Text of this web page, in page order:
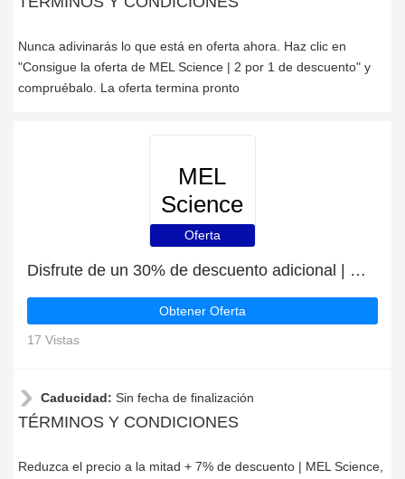
Nunca adivinarás lo que está en oferta ahora. Haz clic en
"Consigue la oferta de MEL Science | 2 por 1 de descuento" y
compruébalo. La oferta termina pronto
MEL
Science
Oferta
Disfrute de un 30% de descuento adicional | MEL Science descuento
Obtener Oferta
17 Vistas
Caducidad: Sin fecha de finalización
TÉRMINOS Y CONDICIONES
Reduzca el precio a la mitad + 7% de descuento | MEL Science,